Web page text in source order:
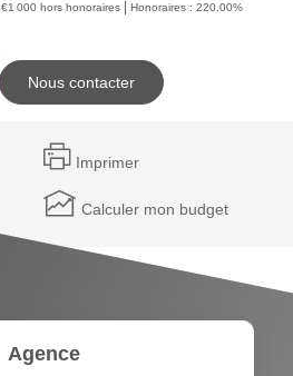
€1 000 hors honoraires | Honoraires : 220.00%
Nous contacter
Imprimer
Calculer mon budget
Agence